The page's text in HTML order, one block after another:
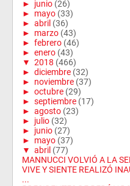
► junio (26)
► mayo (33)
► abril (36)
► marzo (43)
► febrero (46)
► enero (43)
▼ 2018 (466)
► diciembre (32)
► noviembre (37)
► octubre (29)
► septiembre (17)
► agosto (23)
► julio (32)
► junio (27)
► mayo (37)
▼ abril (77)
MANNUCCI VOLVIÓ A LA
VIVE Y SIENTE REALIZÓ
...